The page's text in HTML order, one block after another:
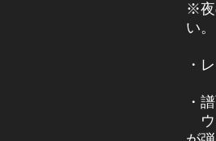
※夜
い。
・
・